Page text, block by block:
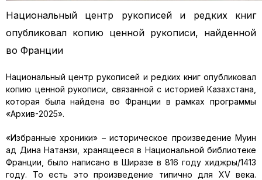
Национальный центр рукописей и редких книг
опубликовал копию ценной рукописи, найденной
во Франции
Национальный центр рукописей и редких книг опубликовал
копию ценной рукописи, связанной с историей Казахстана,
которая была найдена во Франции в рамках программы
«Архив-2025».
«Избранные хроники» – историческое произведение Муин
ад Дина Натанзи, хранящееся в Национальной библиотеке
Франции, было написано в Ширазе в 816 году хиджры/1413
году. То есть это произведение типично для XV века.